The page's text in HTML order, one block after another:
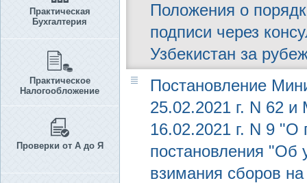
Практическая
Бухгалтерия
Практическое
Налогообложение
Проверки от А до Я
Положения о
подписи через
Узбекистан за
Постановление
25.02.2021 г. N 62
16.02.2021 г. N 9 "О
постановления "Об
взимания сборов